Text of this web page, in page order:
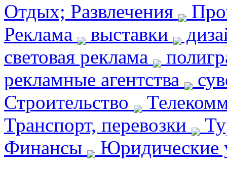
Отдых; Развлечения
Реклама
выставки
световая реклама
рекламные агентства
Строительство
Транспорт, перевозки
Финансы
Юридические